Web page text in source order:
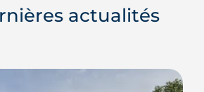
actualités